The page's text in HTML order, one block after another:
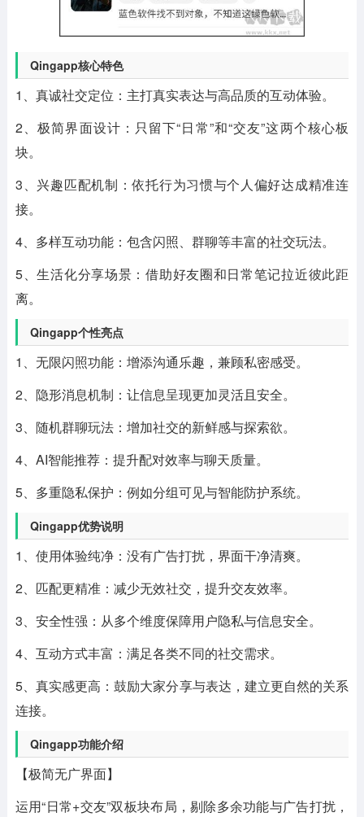
Qingapp核心特色
1、真诚社交定位：主打真实表达与高品质的互动体验。
2、极简界面设计：只留下“日常”和“交友”这两个核心板
块。
3、兴趣匹配机制：依托行为习惯与个人偏好达成精准连
接。
4、多样互动功能：包含闪照、群聊等丰富的社交玩法。
5、生活化分享场景：借助好友圈和日常笔记拉近彼此距
离。
Qingapp个性亮点
1、无限闪照功能：增添沟通乐趣，兼顾私密感受。
2、隐形消息机制：让信息呈现更加灵活且安全。
3、随机群聊玩法：增加社交的新鲜感与探索欲。
4、AI智能推荐：提升配对效率与聊天质量。
5、多重隐私保护：例如分组可见与智能防护系统。
Qingapp优势说明
1、使用体验纯净：没有广告打扰，界面干净清爽。
2、匹配更精准：减少无效社交，提升交友效率。
3、安全性强：从多个维度保障用户隐私与信息安全。
4、互动方式丰富：满足各类不同的社交需求。
5、真实感更高：鼓励大家分享与表达，建立更自然的关系
连接。
Qingapp功能介绍
【极简无广界面】
运用“日常+交友”双板块布局，剔除多余功能与广告打扰，